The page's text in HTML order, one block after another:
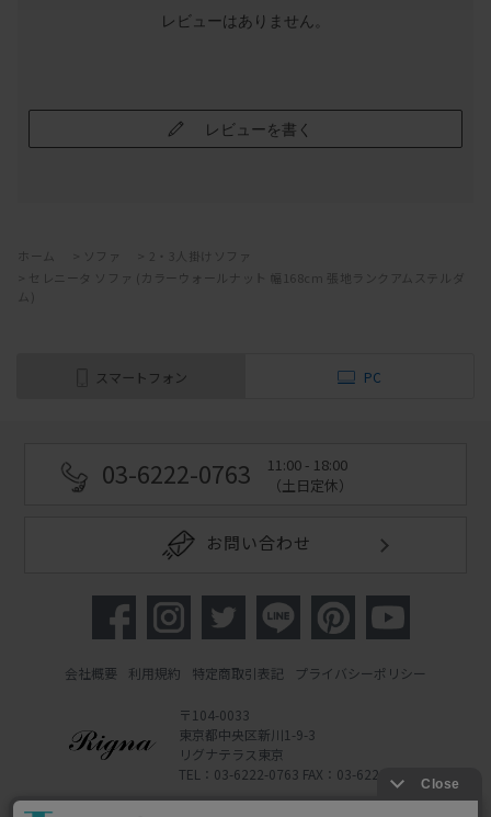
レビューはありません。
レビューを書く
ホーム ソファ
2・3人掛けソファ
セレニータ ソファ (カラーウォールナット 幅168cm 張地ランクアムステルダ
ム)
スマートフォン PC
03-6222-0763
11:00 - 18:00
（土日定休）
お問い合わせ
会社概要 利用規約 特定商取引表記 プライバシーポリシー
〒104-0033
東京都中央区新川1-9-3
リグナテラス東京
TEL：03-6222-0763 FAX：03-6222-0762